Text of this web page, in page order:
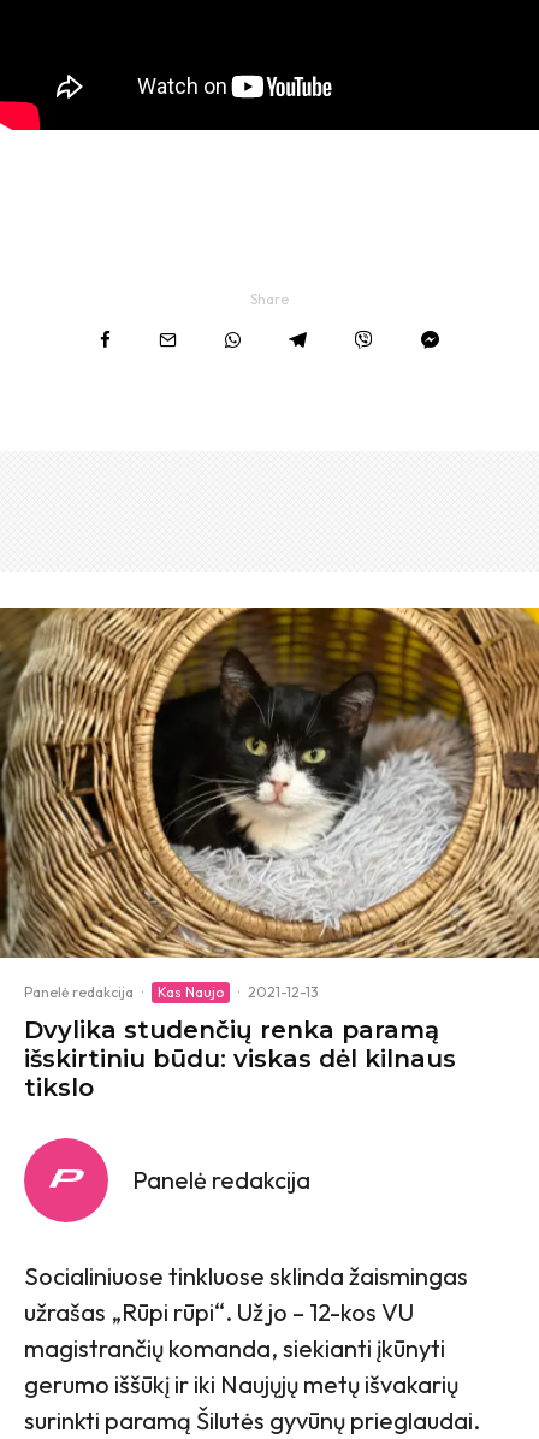
Share
Panelė redakcija · Kas Naujo · 2021-12-13
Dvylika studenčių renka paramą
išskirtiniu būdu: viskas dėl kilnaus
tikslo
Panelė redakcija
Socialiniuose tinkluose sklinda žaismingas
užrašas „Rūpi rūpi“. Už jo – 12-kos VU
magistrančių komanda, siekianti įkūnyti
gerumo iššūkį ir iki Naujųjų metų išvakarių
surinkti paramą Šilutės gyvūnų prieglaudai.